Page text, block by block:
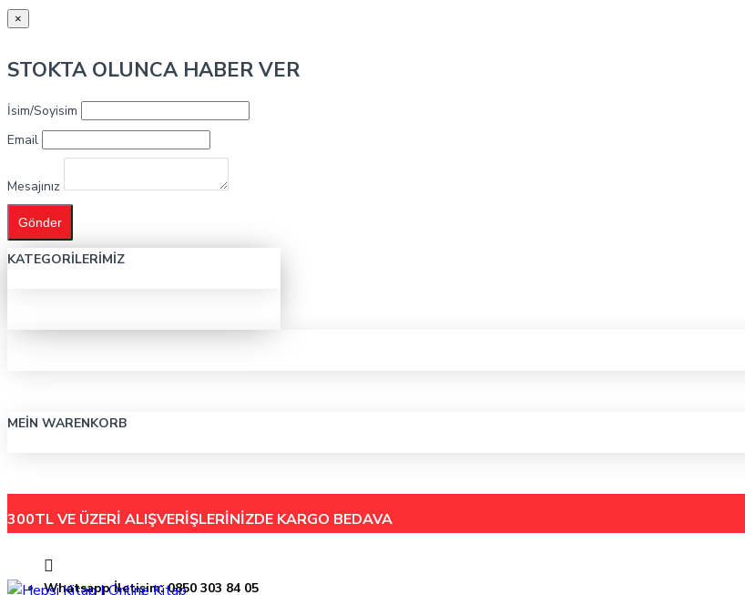
×
STOKTA OLUNCA HABER VER
İsim/Soyisim
Email
Mesajınız
Gönder
KATEGORILERIMIZ
MEIN WARENKORB
300TL VE ÜZERİ ALIŞVERİŞLERİNİZDE KARGO BEDAVA
Whatsapp İletişim: 0850 303 84 05